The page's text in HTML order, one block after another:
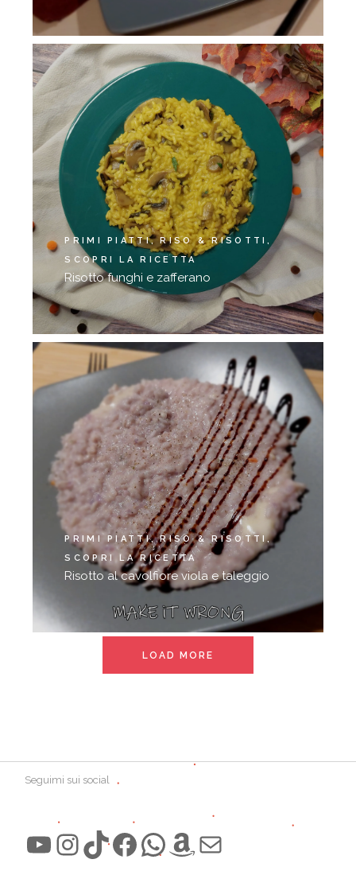
PRIMI PIATTI
RISO & RISOTTI
SCOPRI LA RICETTA
Risotto funghi e zafferano
PRIMI PIATTI
RISO & RISOTTI
SCOPRI LA RICETTA
Risotto al cavolfiore viola e taleggio
LOAD MORE
Seguimi sui social